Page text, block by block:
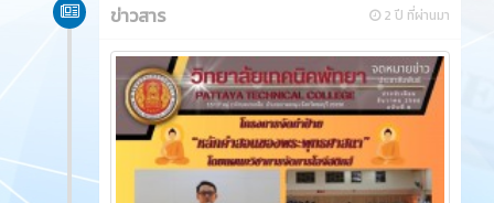
2 ปี ที่ผ่านมา
ข่าวสาร